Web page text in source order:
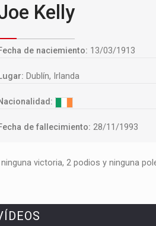
Kelly
de naciemiento: 13/03/1913
Dublín, Irlanda
de fallecimiento: 28/11/1993
victoria, 2 podios y ninguna